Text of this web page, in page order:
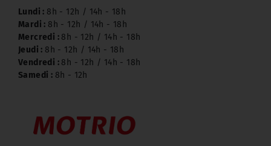
Lundi : 8h - 12h / 14h - 18h
Mardi : 8h - 12h / 14h - 18h
Mercredi : 8h - 12h / 14h - 18h
Jeudi : 8h - 12h / 14h - 18h
Vendredi : 8h - 12h / 14h - 18h
Samedi : 8h - 12h